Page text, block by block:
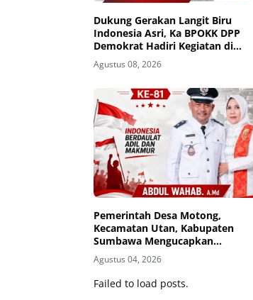
Dukung Gerakan Langit Biru
Indonesia Asri, Ka BPOKK DPP
Demokrat Hadiri Kegiatan di
Loteng
Agustus 08, 2026
Pemerintah Desa Motong,
Kecamatan Utan, Kabupaten
Sumbawa Mengucapkan
Dirgahayu Republik Indonesia ke-
81
Agustus 04, 2026
Failed to load posts.